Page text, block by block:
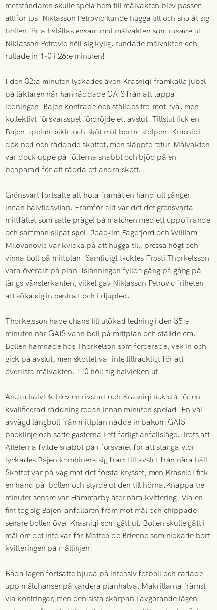
motståndaren skulle spela hem till målvakten blev passen
alltför lös. Niklasson Petrovic kunde hugga till och sno åt sig
bollen för att ställas ensam mot målvakten som rusade ut.
Niklasson Petrovic höll sig kylig, rundade målvakten och
rullade in 1-0 i 26:e minuten!
I den 32:a minuten lyckades även Krasniqi framkalla jubel
på läktaren när han räddade GAIS från att tappa
ledningen. Bajen kontrade och ställdes tre-mot-två, men
kollektivt försvarsspel fördröjde ett avslut. Tillslut fick en
Bajen-spelare sikte och sköt mot bortre stolpen. Krasniqi
dök ned och räddade skottet, men släppte retur. Målvakten
var dock uppe på fötterna snabbt och bjöd på en
benparad för att rädda ett andra skott.
Grönsvart fortsatte att hota framåt en handfull gånger
innan halvtidsvilan. Framför allt var det det grönsvarta
mittfältet som satte prägel på matchen med ett uppoffrande
och samman slipat spel. Joackim Fagerjord och William
Milovanovic var kvicka på att hugga till, pressa högt och
vinna boll på mittplan. Samtidigt tycktes Frosti Thorkelsson
vara överallt på plan. Islänningen fyllde gång på gång på
längs vänsterkanten, vilket gav Niklasson Petrovic friheten
att söka sig in centralt och i djupled.
Thorkelsson hade chans till utökad ledning i den 35:e
minuten när GAIS vann boll på mittplan och ställde om.
Bollen hamnade hos Thorkelson som forcerade, vek in och
gick på avslut, men skottet var inte tillräckligt för att
överlista målvakten. 1-0 höll sig halvleken ut.
Andra halvlek blev en rivstart och Krasniqi fick stå för en
kvalificerad räddning redan innan minuten spelad. En väl
avvägd långboll från mittplan nådde in bakom GAIS
backlinje och satte gästerna i ett farligt anfallsläge. Trots att
Atleterna fyllde snabbt på i försvaret för att stänga ytor
lyckades Bajen kombinera sig fram till avslut från nära håll.
Skottet var på väg mot det första krysset, men Krasniqi fick
en hand på bollen och styrde ut den till hörna.Knappa tre
minuter senare var Hammarby åter nära kvittering. Via en
fint tog sig Bajen-anfallaren fram mot mål och chippade
senare bollen över Krasniqi som gått ut. Bollen skulle gått i
mål om det inte var för Matteo de Brienne som nickade bort
kvitteringen på mållinjen.
Båda lagen fortsatte bjuda på intensiv fotboll och radade
upp målchanser på vardera planhalva. Makrillarna främst
via kontringar, men den sista skärpan i avgörande lägen